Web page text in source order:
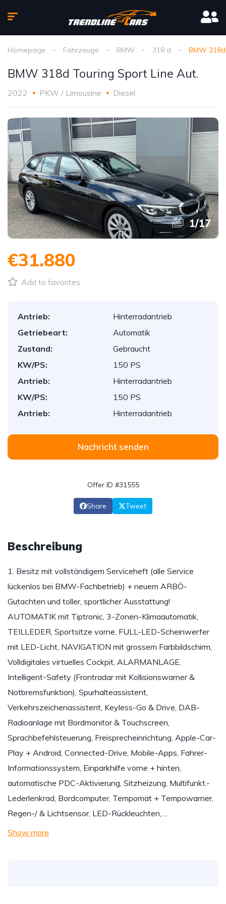
Homepage Fahrzeuge BMW 318 d BMW
BMW 318d Touring Sport Line Aut.
2022 PKW / Limousine Diesel
1/17
€31.880
Add to favorites
Antrieb:
Hinterradantrieb
Getriebeart:
Automatik
Zustand:
Gebraucht
KW/PS:
150 PS
Antrieb:
Hinterradantrieb
KW/PS:
150 PS
Antrieb:
Hinterradantrieb
Nachricht senden
Offer ID #31555
Share Tweet
Beschreibung
1. Besitz mit vollständigem Serviceheft (alle Service
lückenlos bei BMW-Fachbetrieb) + neuem ARBÖ-
Gutachten und toller, sportlicher Ausstattung!
AUTOMATIK mit Tiptronic, 3-Zonen-Klimaautomatik,
TEILLEDER, Sportsitze vorne, FULL-LED-Scheinwerfer
mit LED-Licht, NAVIGATION mit grossem Farbbildschirm,
Volldigitales virtuelles Cockpit, ALARMANLAGE,
Intelligent-Safety (Frontradar mit Kollisionswarner &
Notbremsfunktion), Spurhalteassistent,
Verkehrszeichenassistent, Keyless-Go & Drive, DAB-
Radioanlage mit Bordmonitor & Touchscreen,
Sprachbefehlsteuerung, Freisprecheinrichtung, Apple-Car-
Play + Android, Connected-Drive, Mobile-Apps, Fahrer-
Informationssystem, Einparkhilfe vorne + hinten,
automatische PDC-Aktivierung, Sitzheizung, Multifunkt.-
Lederlenkrad, Bordcomputer, Tempomat + Tempowarner,
Regen-/ & Lichtsensor, LED-Rückleuchten,…
Show more